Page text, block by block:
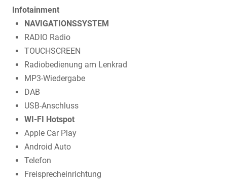
Infotainment
NAVIGATIONSSYSTEM
RADIO Radio
TOUCHSCREEN
Radiobedienung am Lenkrad
MP3-Wiedergabe
DAB
USB-Anschluss
WI-FI Hotspot
Apple Car Play
Android Auto
Telefon
Freisprecheinrichtung